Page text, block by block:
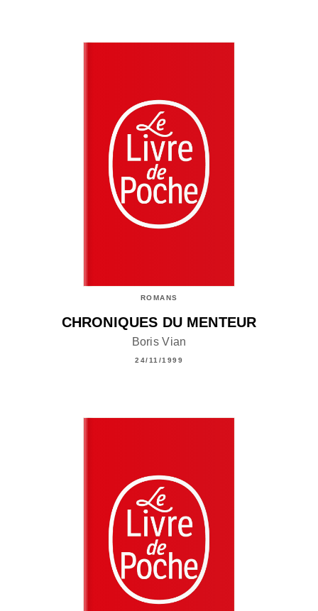
ROMANS
CHRONIQUES DU MENTEUR
Boris Vian
24/11/1999